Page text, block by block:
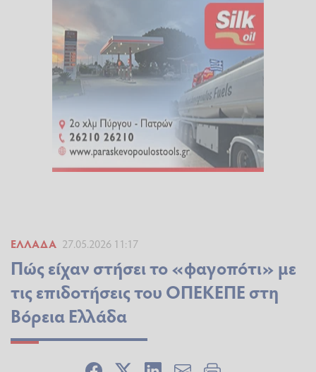
ΕΛΛΆΔΑ 27.05.2026 11:17
Πώς είχαν στήσει το «φαγοπότι» με
τις επιδοτήσεις του ΟΠΕΚΕΠΕ στη
Βόρεια Ελλάδα